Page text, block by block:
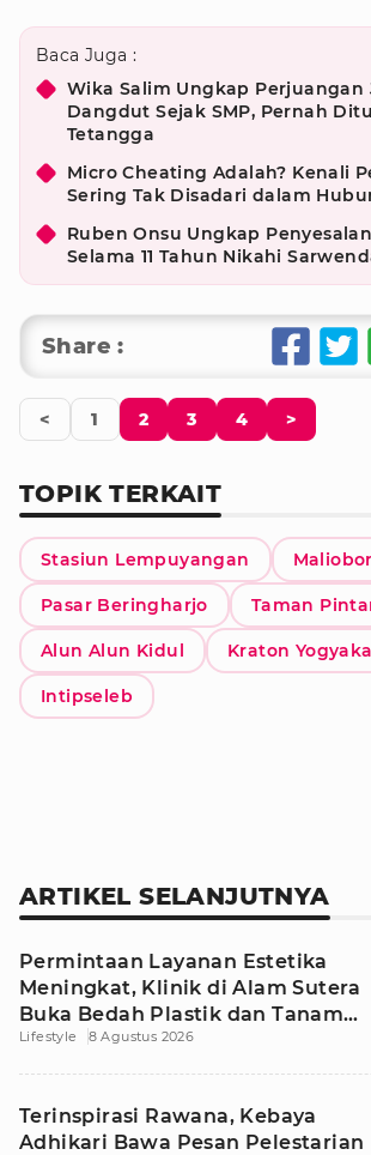
Baca Juga :
Wika Salim Ungkap Perjuangan
Dangdut Sejak SMP, Pernah
Tetangga
Micro Cheating Adalah? Kenali
Sering Tak Disadari dalam
Ruben Onsu Ungkap
Selama 11 Tahun Nikahi
Share :
< 1 2 3 4 >
TOPIK TERKAIT
Stasiun Lempuyangan
Pasar Beringharjo Taman
Alun Alun Kidul Kraton
Intipseleb
ARTIKEL SELANJUTNYA
Permintaan Layanan Estetika
Meningkat, Klinik di Alam Sutera
Buka Bedah Plastik dan Tanam
Rambut
Lifestyle 8 Agustus 2026
Terinspirasi Rawana, Kebaya
Adhikari Bawa Pesan Pelestarian